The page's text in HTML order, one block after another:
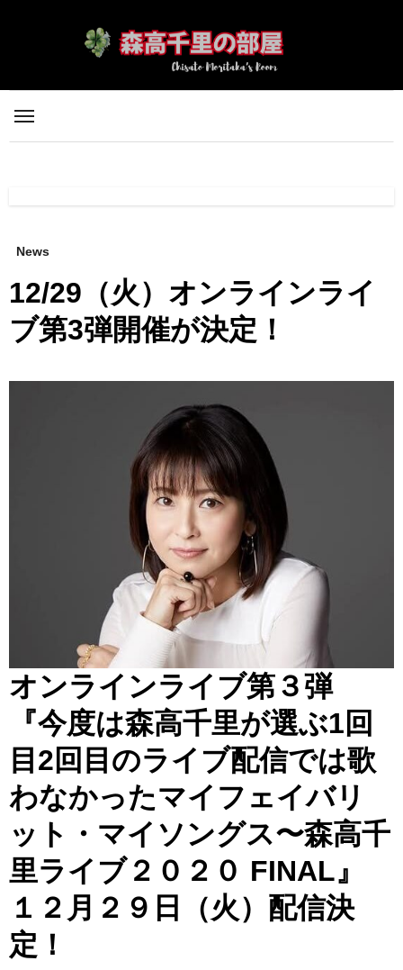
ス
News
12/29（火）オンラインライ
ブ第3弾開催が決定！
オンラインライブ第３弾
『今度は森高千里が選ぶ1回
目2回目のライブ配信では歌
わなかったマイフェイバリ
ット・マイソングス〜森高千
里ライブ２０２０ FINAL』
１２月２９日（火）配信決
定！